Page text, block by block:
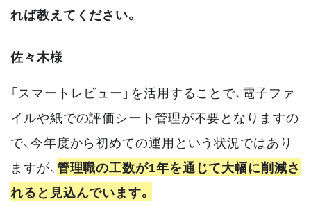
れば教えてください。
佐々木様
「スマートレビュー」を活用することで、電子ファ
イルや紙での評価シート管理が不要となりますの
で、今年度から初めての運用という状況ではあり
ますが、管理職の工数が1年を通じて大幅に削減さ
れると見込んでいます。